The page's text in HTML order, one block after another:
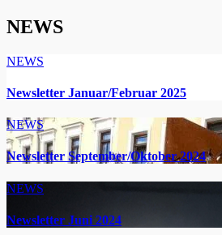
NEWS
NEWS
Newsletter Januar/Februar 2025
NEWS
Newsletter September/Oktober 2024
NEWS
Newsletter Juni 2024